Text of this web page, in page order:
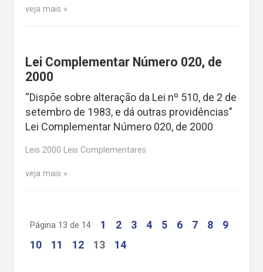
veja mais
Lei Complementar Número 020, de
2000
“Dispõe sobre alteração da Lei nº 510, de 2 de
setembro de 1983, e dá outras providências”
Lei Complementar Número 020, de 2000
Leis 2000 Leis Complementares
veja mais
Página 13 de 14 1 2 3 4 5 6 7 8
9
10
11 12 13 14